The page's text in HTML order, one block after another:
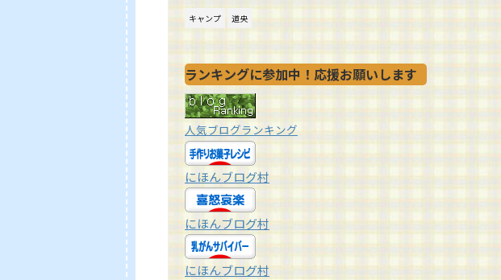
キャンプ 道央
ランキングに参加中！応援お願いします
人気ブログランキング
にほんブログ村
にほんブログ村
にほんブログ村